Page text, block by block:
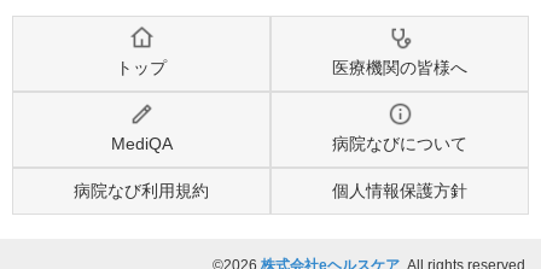
トップ 医療機関の皆様へ
MediQA 病院なびについて
病院なび利用規約 個人情報保護方針
©2026 株式会社eヘルスケア , All rights reserved.